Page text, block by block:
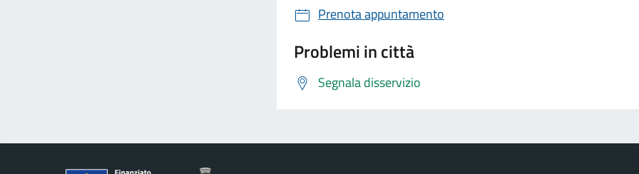
Prenota appuntamento
Problemi in città
Segnala disservizio